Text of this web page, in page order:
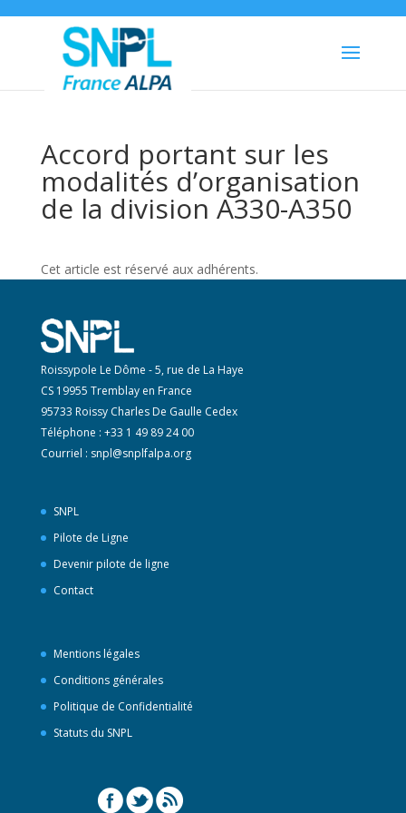
Accord portant sur les
modalités d’organisation
de la division A330-A350
Cet article est réservé aux adhérents.
Roissypole Le Dôme - 5, rue de La Haye
CS 19955 Tremblay en France
95733 Roissy Charles De Gaulle Cedex
Téléphone : +33 1 49 89 24 00
Courriel : snpl@snplfalpa.org
SNPL
Pilote de Ligne
Devenir pilote de ligne
Contact
Mentions légales
Conditions générales
Politique de Confidentialité
Statuts du SNPL